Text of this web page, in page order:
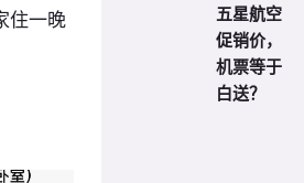
住一晚
五星航空
促销价，
机票等于
白送？